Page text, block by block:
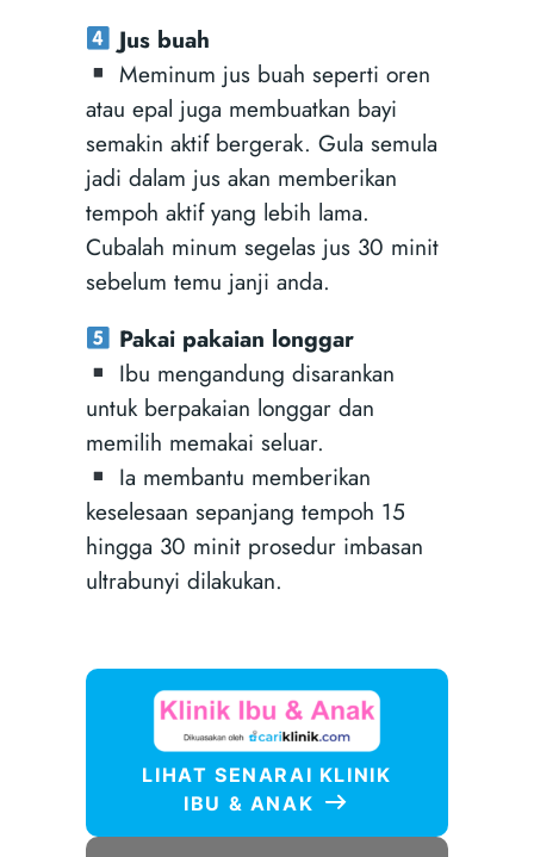
Jus buah
Meminum jus buah seperti oren
atau epal juga membuatkan bayi
semakin aktif bergerak. Gula semula
jadi dalam jus akan memberikan
tempoh aktif yang lebih lama.
Cubalah minum segelas jus 30 minit
sebelum temu janji anda.
Pakai pakaian longgar
Ibu mengandung disarankan
untuk berpakaian longgar dan
memilih memakai seluar.
Ia membantu memberikan
keselesaan sepanjang tempoh 15
hingga 30 minit prosedur imbasan
ultrabunyi dilakukan.
LIHAT SENARAI KLINIK
IBU & ANAK